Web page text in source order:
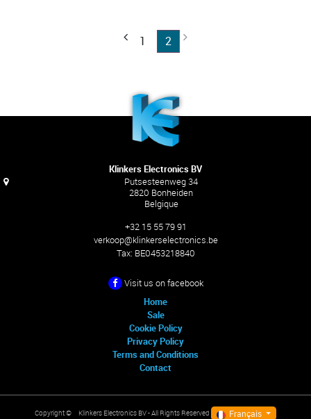
1 2
Klinkers Electronics BV
Putsesteenweg 34
2820 Bonheiden
Belgique
+32 15 55 79 91
verkoop@klinkerselectronics.be
Tax: BE0453218840
Visit us on facebook
Home
Sale
Cookie Policy
Privacy Policy
Terms and Conditions
Contact
Copyright © Klinkers Electronics BV- All Rights Reserved Français